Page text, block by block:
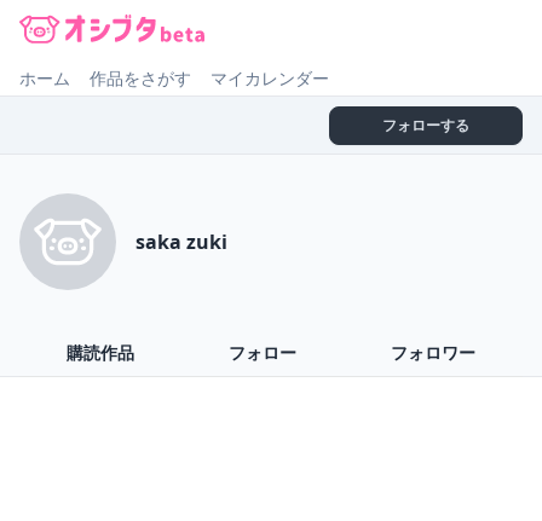
ホーム 作品をさがす マイカレンダー
フォローする
saka zuki
購読作品 フォロー フォロワー